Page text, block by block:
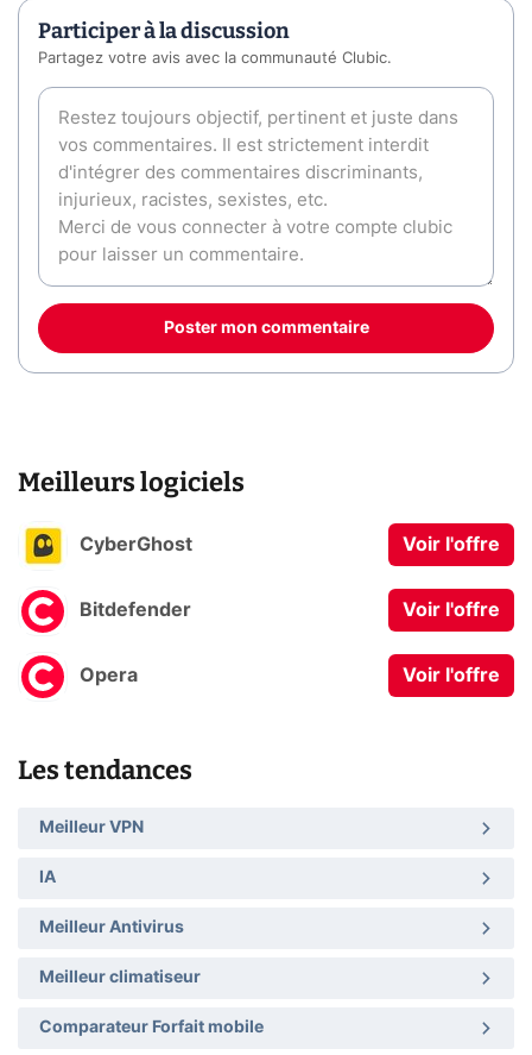
Participer à la discussion
Partagez votre avis avec la communauté Clubic.
Poster mon commentaire
Meilleurs logiciels
CyberGhost Voir l'offre
Bitdefender Voir l'offre
Opera Voir l'offre
Les tendances
Meilleur VPN
IA
Meilleur Antivirus
Meilleur climatiseur
Comparateur Forfait mobile